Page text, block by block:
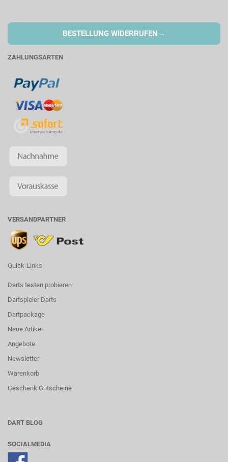
BESTELLUNG WIDERRUFEN →
ZAHLUNGSARTEN
VERSANDPARTNER
Quick-Links
Darts testen probieren
Dartspieler Darts
Dartpackage
Neue Artikel
Angebote
Newsletter
Warenkorb
Geschenk Gutscheine
DART BLOG
SOCIALMEDIA